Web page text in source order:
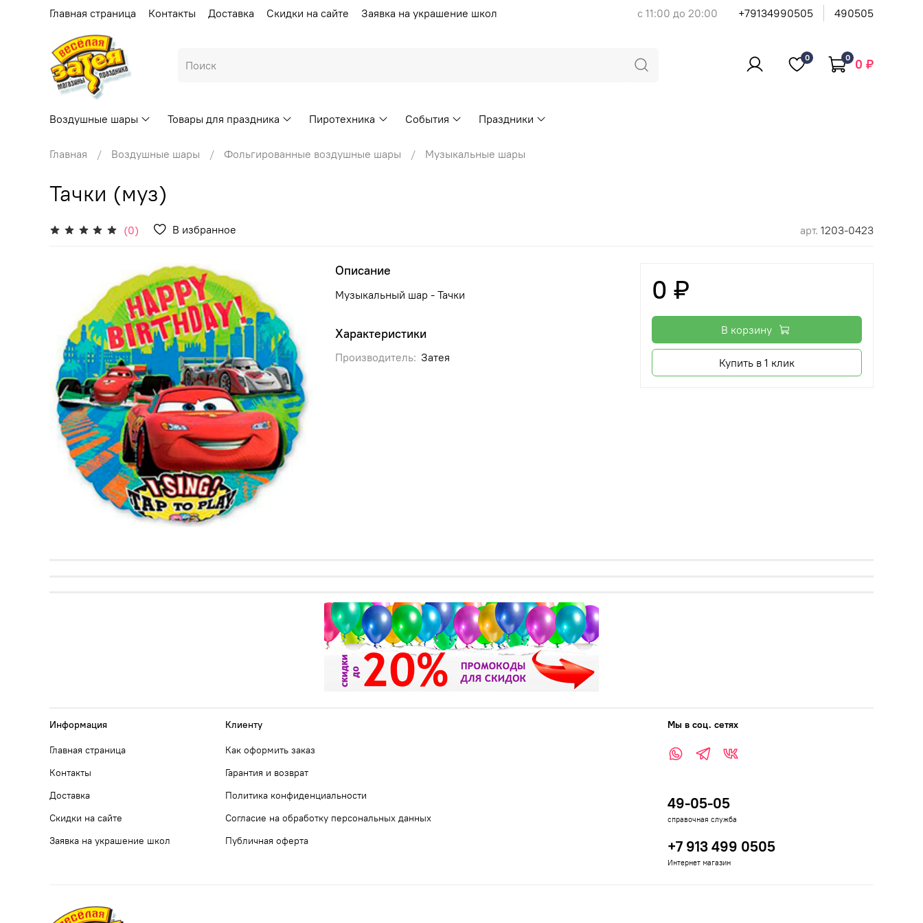
Главная страница Контакты Доставка Скидки на сайте Заявка на украшение школ с 11:00 до 20:00 +79134990505 490505
0 0 0 ₽
Воздушные шары Товары для праздника Пиротехника События Праздники
Главная Воздушные шары Фольгированные воздушные шары Музыкальные шары
Тачки (муз)
(0) В избранное арт. 1203-0423
Характеристики
Производитель: Затея
Описание
Музыкальный шар - Тачки 0 ₽
В корзину
Купить в 1 клик
Информация
Главная страница
Контакты
Доставка
Скидки на сайте
Заявка на украшение школ
Клиенту
Как оформить заказ
Гарантия и возврат
Политика конфиденциальности
Согласие на обработку персональных данных
Публичная оферта
Мы в соц. сетях
49-05-05
справочная служба
+7 913 499 0505
Интернет магазин